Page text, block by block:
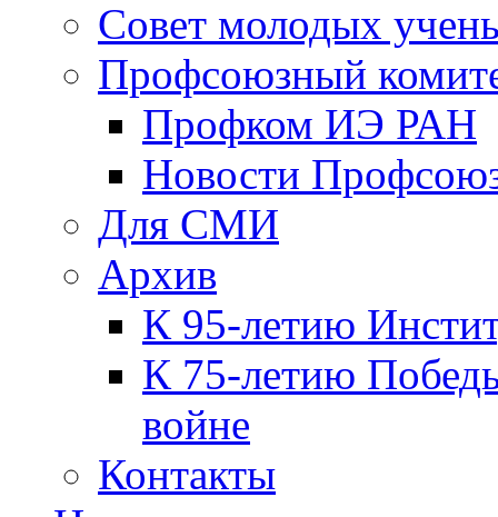
Совет молодых
Профсоюзный
Профком ИЭ РАН
Новости
Для СМИ
Архив
К 95-летию
К 75-летию
войне
Контакты